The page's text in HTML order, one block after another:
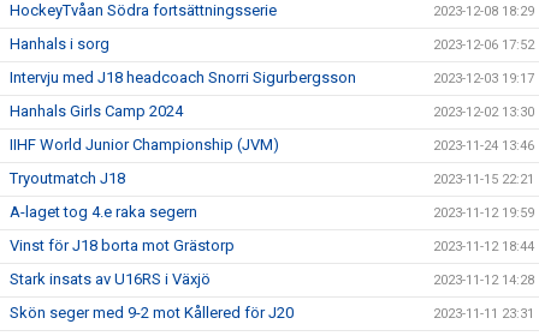
HockeyTvåan Södra fortsättningsserie 2023-12-08 18:29
Hanhals i sorg 2023-12-06 17:52
Intervju med J18 headcoach Snorri Sigurbergsson 2023-12-03 19:17
Hanhals Girls Camp 2024 2023-12-02 13:30
IIHF World Junior Championship (JVM) 2023-11-24 13:46
Tryoutmatch J18 2023-11-15 22:21
A-laget tog 4.e raka segern 2023-11-12 19:59
Vinst för J18 borta mot Grästorp 2023-11-12 18:44
Stark insats av U16RS i Växjö 2023-11-12 14:28
Skön seger med 9-2 mot Kållered för J20 2023-11-11 23:31